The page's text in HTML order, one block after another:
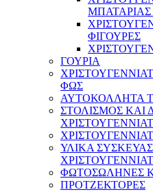
ΦΙΓΟΥΡΕΣ
ΓΟΥΡΙΑ
ΦΩΣ
ΑΥΤΟΚΟΛΛΗΤΑ
ΣΤΟΛΙΣΜΟΣ ΚΑΙ
ΥΛΙΚΑ
ΦΩΤΟΣΩΛΗΝΕΣ
ΠΡΟΤΖΕΚΤΟΡΕΣ